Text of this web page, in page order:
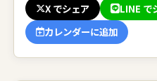
X でシェア
LINE で
カレンダーに追加